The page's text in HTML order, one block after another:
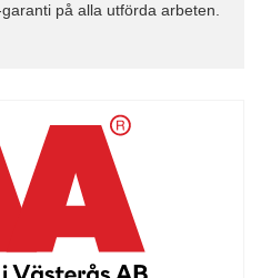
på alla utförda arbeten.